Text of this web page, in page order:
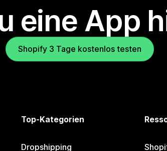
eine App
Shopify 3 Tage kostenlos testen
Top-Kategorien
Dropshipping